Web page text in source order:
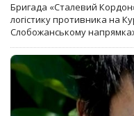
Бригада «Сталевий
логістику противника на
Слобожанському